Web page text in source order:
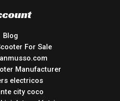
Blog
For Sale
Manufacturer
electricos
city coco